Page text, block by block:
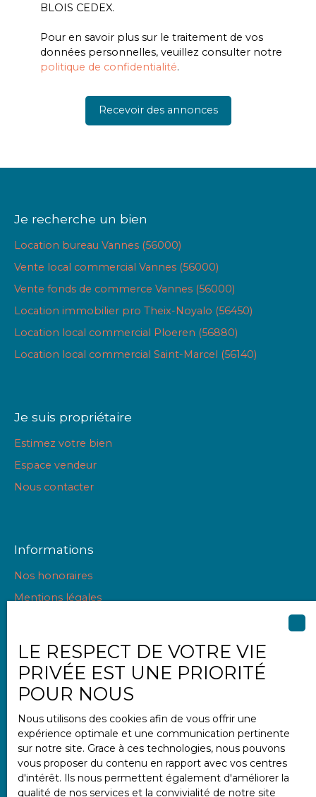
BLOIS CEDEX.
Pour en savoir plus sur le traitement de vos
données personnelles, veuillez consulter notre
politique de confidentialité.
Recevoir des annonces
Je recherche un bien
Location bureau Vannes (56000)
Vente local commercial Vannes (56000)
Vente fonds de commerce Vannes (56000)
Location immobilier pro Theix-Noyalo (56450)
Location local commercial Ploeren (56880)
Location local commercial Saint-Marcel (56140)
Je suis propriétaire
Estimez votre bien
Espace vendeur
Nous contacter
Informations
Nos honoraires
Mentions légales
Gérer les cookies
Propulsé par
+33 2 97 47 11 11
LE RESPECT DE VOTRE VIE
PRIVÉE EST UNE PRIORITÉ
POUR NOUS
Nous utilisons des cookies afin de vous offrir une
expérience optimale et une communication pertinente
sur notre site. Grace à ces technologies, nous pouvons
vous proposer du contenu en rapport avec vos centres
d'intérêt. Ils nous permettent également d'améliorer la
qualité de nos services et la convivialité de notre site